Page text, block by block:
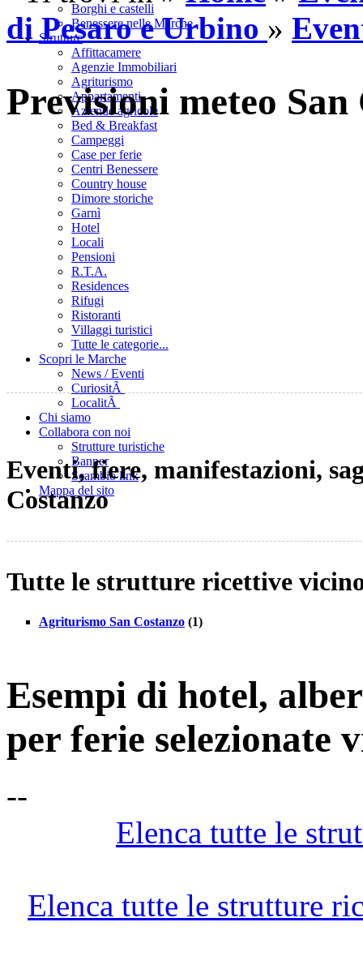
Borghi e castelli
Benessere nelle Marche
Strutture
Affittacamere
Agenzie Immobiliari
Agriturismo
Appartamenti
Aziende agricole
Bed & Breakfast
Campeggi
Case per ferie
Centri Benessere
Country house
Dimore storiche
Garnì
Hotel
Locali
Pensioni
R.T.A.
Residences
Rifugi
Ristoranti
Villaggi turistici
Tutte le categorie...
Scopri le Marche
News / Eventi
CuriositÃ
LocalitÃ
Chi siamo
Collabora con noi
Strutture turistiche
Banner
Scambio link
Mappa del sito
di Pesaro e Urbino »
Previsioni meteo San
Eventi, fiere, manifestazioni,
Costanzo
Tutte le strutture ricettive
Agriturismo San Costanzo (1)
Esempi di hotel,
per ferie selezionate
--
Elenca tutte le
Elenca tutte le strutture